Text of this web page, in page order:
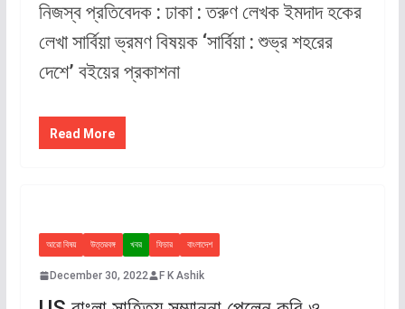
নিজস্ব প্রতিবেদক : ঢাকা : তরুণ লেখক ইমদাদ হকের
লেখা সার্বিয়া ভ্রমণ বিষয়ক ‘সার্বিয়া : শুভ্র শহরের
দেশে’ বইয়ের প্রকাশনা
Read More
আরো বিষয় উত্তরবঙ্গ খবর ফিচার বাংলাদেশ
December 30, 2022 F K Ashik